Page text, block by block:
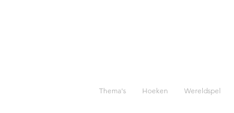
Thema's Hoeken Wereldspel